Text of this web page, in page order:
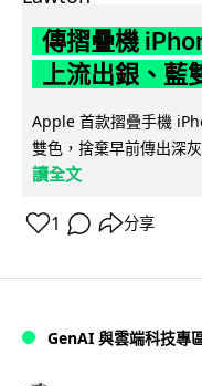
傳摺疊機
上流出銀、
Apple 首款摺疊手機
雙色，捨棄早前傳出深
讀全文
1 分享
GenAI 與雲端科技專